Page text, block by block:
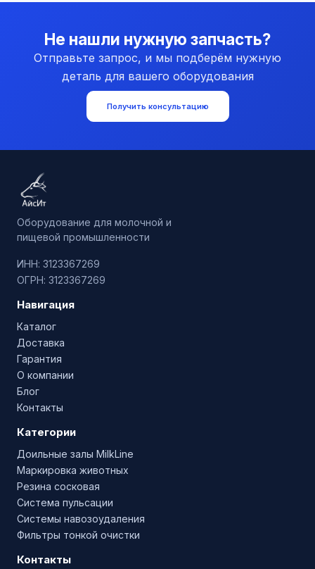
Не нашли нужную запчасть?
Отправьте запрос, и мы подберём нужную
деталь для вашего оборудования
Получить консультацию
Оборудование для молочной и
пищевой промышленности
ИНН: 3123367269
ОГРН: 3123367269
Навигация
Каталог
Доставка
Гарантия
О компании
Блог
Контакты
Категории
Доильные залы MilkLine
Маркировка животных
Резина сосковая
Система пульсации
Системы навозоудаления
Фильтры тонкой очистки
Контакты